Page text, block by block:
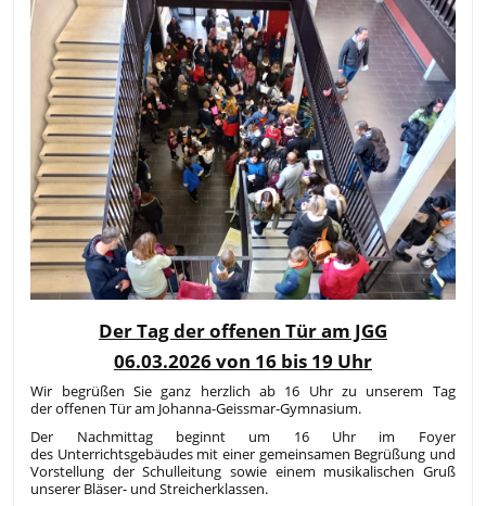
Der Tag der offenen Tür am JGG
06.03.2026 von 16 bis 19 Uhr
Wir begrüßen Sie ganz herzlich ab 16 Uhr zu unserem Tag
der offenen Tür am Johanna-Geissmar-Gymnasium.
Der Nachmittag beginnt um 16 Uhr im Foyer
des Unterrichtsgebäudes mit einer gemeinsamen Begrüßung und
Vorstellung der Schulleitung sowie einem musikalischen Gruß
unserer Bläser- und Streicherklassen.